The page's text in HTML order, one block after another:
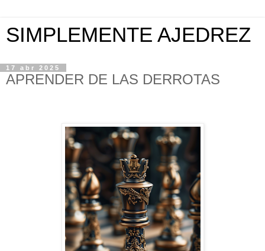
SIMPLEMENTE AJEDREZ
17 abr 2025
APRENDER DE LAS DERROTAS